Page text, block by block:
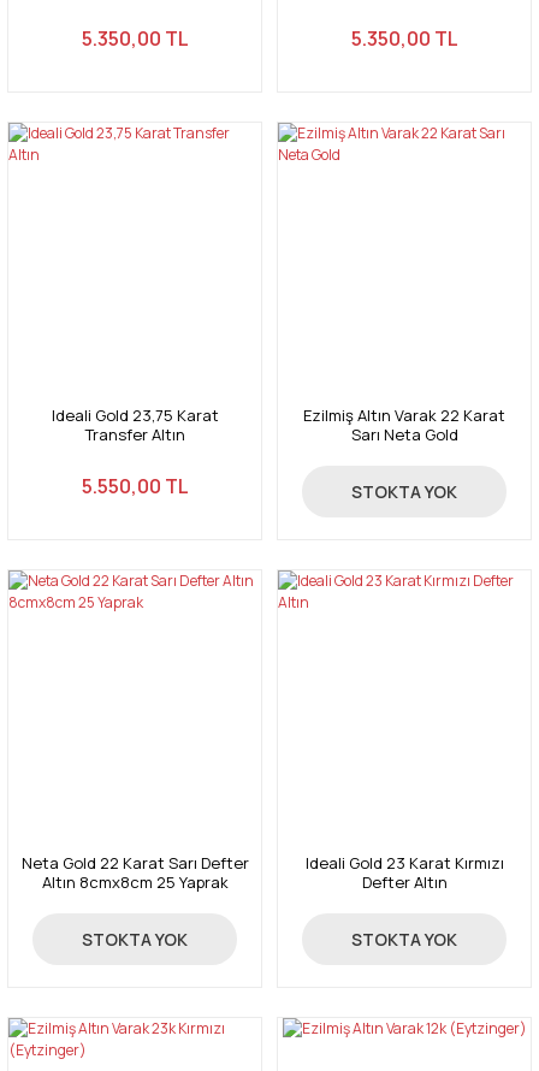
5.350,00 TL 5.350,00 TL
Ideali Gold 23,75 Karat
Transfer Altın
5.550,00 TL
Ezilmiş Altın Varak 22 Karat
Sarı Neta Gold
5.350,00 TL
STOKTA YOK
Neta Gold 22 Karat Sarı Defter
Altın 8cmx8cm 25 Yaprak
4.650,00 TL
STOKTA YOK
Ideali Gold 23 Karat Kırmızı
Defter Altın
5.650,00 TL
STOKTA YOK